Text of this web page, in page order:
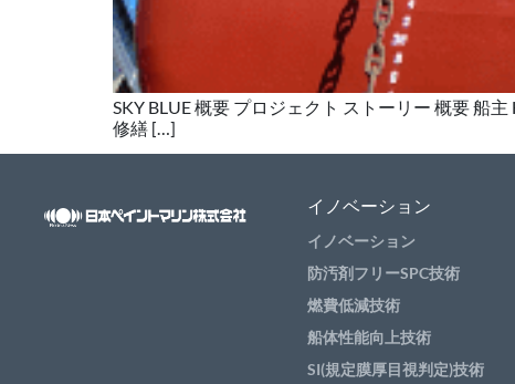
SKY BLUE 概要 プロジェクト ストーリー 概要 船
修繕 […]
イノベーション
イノベーション
防汚剤フリーSPC技術
燃費低減技術
船体性能向上技術
SI(規定膜厚目視判定)技術